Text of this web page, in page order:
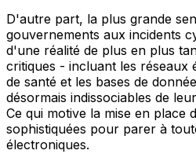
D'autre part, la plus grande
gouvernements aux incidents
d'une réalité de plus en plus
critiques - incluant les réseaux
de santé et les bases de
désormais indissociables de
Ce qui motive la mise en place
sophistiquées pour parer à
électroniques.